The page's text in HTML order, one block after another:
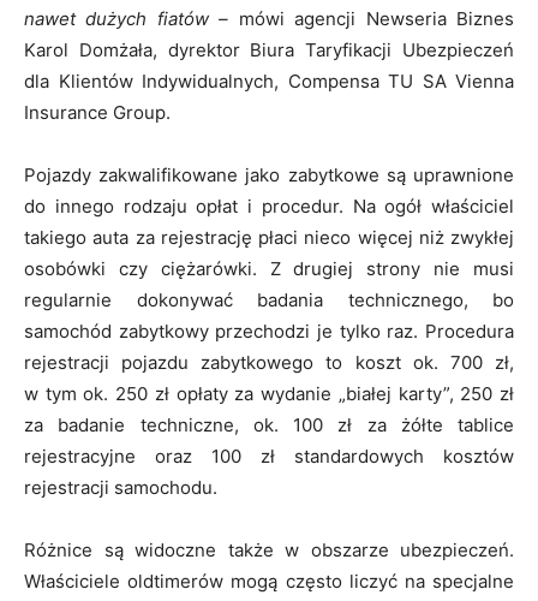
nawet dużych fiatów – mówi agencji Newseria Biznes
Karol Domżała, dyrektor Biura Taryfikacji Ubezpieczeń
dla Klientów Indywidualnych, Compensa TU SA Vienna
Insurance Group.
Pojazdy zakwalifikowane jako zabytkowe są uprawnione
do innego rodzaju opłat i procedur. Na ogół właściciel
takiego auta za rejestrację płaci nieco więcej niż zwykłej
osobówki czy ciężarówki. Z drugiej strony nie musi
regularnie dokonywać badania technicznego, bo
samochód zabytkowy przechodzi je tylko raz. Procedura
rejestracji pojazdu zabytkowego to koszt ok. 700 zł,
w tym ok. 250 zł opłaty za wydanie „białej karty”, 250 zł
za badanie techniczne, ok. 100 zł za żółte tablice
rejestracyjne oraz 100 zł standardowych kosztów
rejestracji samochodu.
Różnice są widoczne także w obszarze ubezpieczeń.
Właściciele oldtimerów mogą często liczyć na specjalne